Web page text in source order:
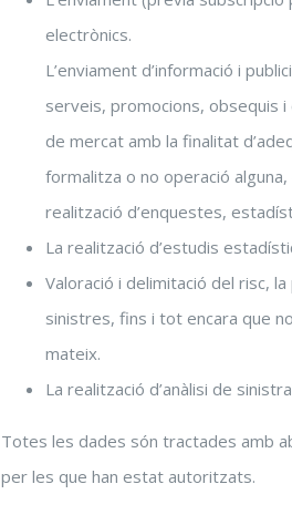
electrònics.
L’enviament d’informació i
serveis, promocions, obsequis
de mercat amb la finalitat
formalitza o no operació
realització d’enquestes,
La realització d’estudis
Valoració i delimitació del risc,
sinistres, fins i tot encara que
mateix.
La realització d’anàlisi de
Totes les dades són tractades amb
per les que han estat autoritzats.